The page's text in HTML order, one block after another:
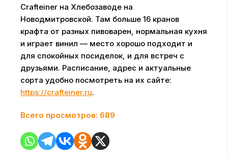
Crafteiner на Хлебозаводе на
Новодмитровской. Там больше 16 кранов
крафта от разных пивоварен, нормальная кухня
и играет винил — место хорошо подходит и
для спокойных посиделок, и для встреч с
друзьями. Расписание, адрес и актуальные
сорта удобно посмотреть на их сайте:
https://crafteiner.ru.
Всего просмотров: 689